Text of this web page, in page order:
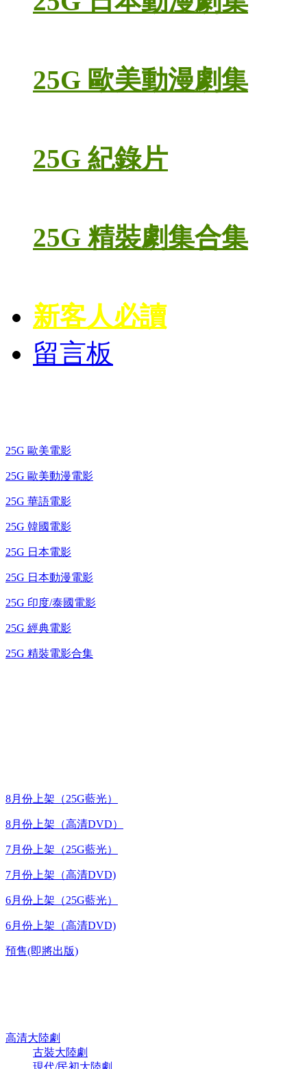
25G 歐美動漫劇集
25G 紀錄片
25G 精裝劇集合集
新客人必讀
留言板
25G 歐美電影
25G 歐美動漫電影
25G 華語電影
25G 韓國電影
25G 日本電影
25G 日本動漫電影
25G 印度/泰國電影
25G 經典電影
25G 精裝電影合集
8月份上架（25G藍光）
8月份上架（高清DVD）
7月份上架（25G藍光）
7月份上架（高清DVD)
6月份上架（25G藍光）
6月份上架（高清DVD)
預售(即將出版)
高清大陸劇
古裝大陸劇
現代/民初大陸劇